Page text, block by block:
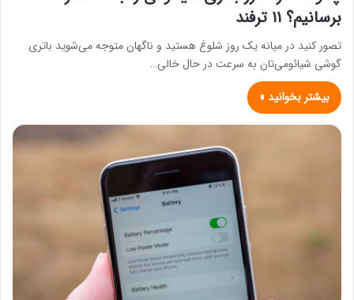
برسانیم؟ ۱۱ ترفند
تصور کنید در میانه یک روز شلوغ هستید و ناگهان متوجه می‌شوید باتری
گوشی شیائومی‌تان به سرعت در حال خالی…
بیشتر بخوانید »